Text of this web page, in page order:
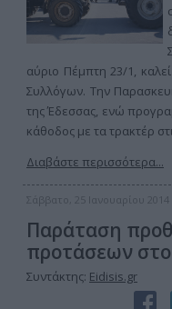
αύριο Πέμπτη 23/1,
Συλλόγων. Την
της Έδεσσας, ενώ
κάθοδος με τα τρακτέρ
Διαβάστε περισσότερα...
Σάββατο, 25 Ιανουαρίου 2014
Παράταση
προτάσεων στο
Συντάκτης: Eidisis.gr